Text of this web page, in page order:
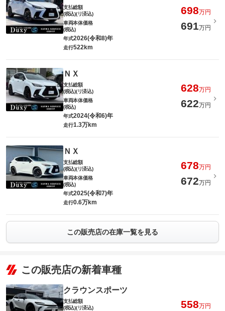
支払総額
(税込)(リ済込)
698万円
車両本体価格
(税込)
691万円
年式2026(令和8)年
走行522km
ＮＸ
支払総額
(税込)(リ済込)
628万円
車両本体価格
(税込)
622万円
年式2024(令和6)年
走行1.3万km
ＮＸ
支払総額
(税込)(リ済込)
678万円
車両本体価格
(税込)
672万円
年式2025(令和7)年
走行0.6万km
この販売店の在庫一覧を見る
この販売店の新着車種
クラウンスポーツ
支払総額
(税込)(リ済込)
558万円